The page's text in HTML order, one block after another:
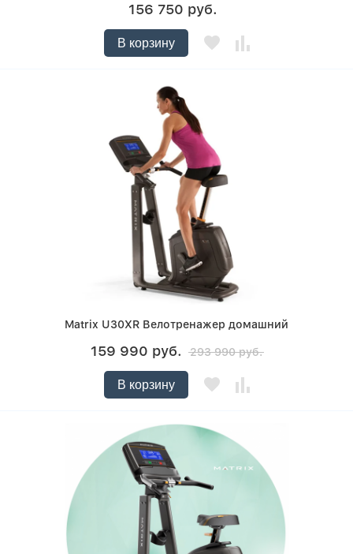
156 750 руб.
В корзину
Matrix U30XR Велотренажер домашний
159 990 руб. 293 990 руб.
В корзину